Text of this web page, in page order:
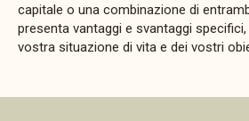
capitale o una combinazione di
presenta vantaggi e svantaggi
vostra situazione di vita e dei vostri